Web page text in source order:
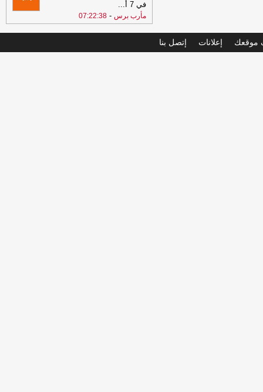
في 7 أ ...
مأرب برس -
07:22:38
موقعك إعلانات إتصل بنا